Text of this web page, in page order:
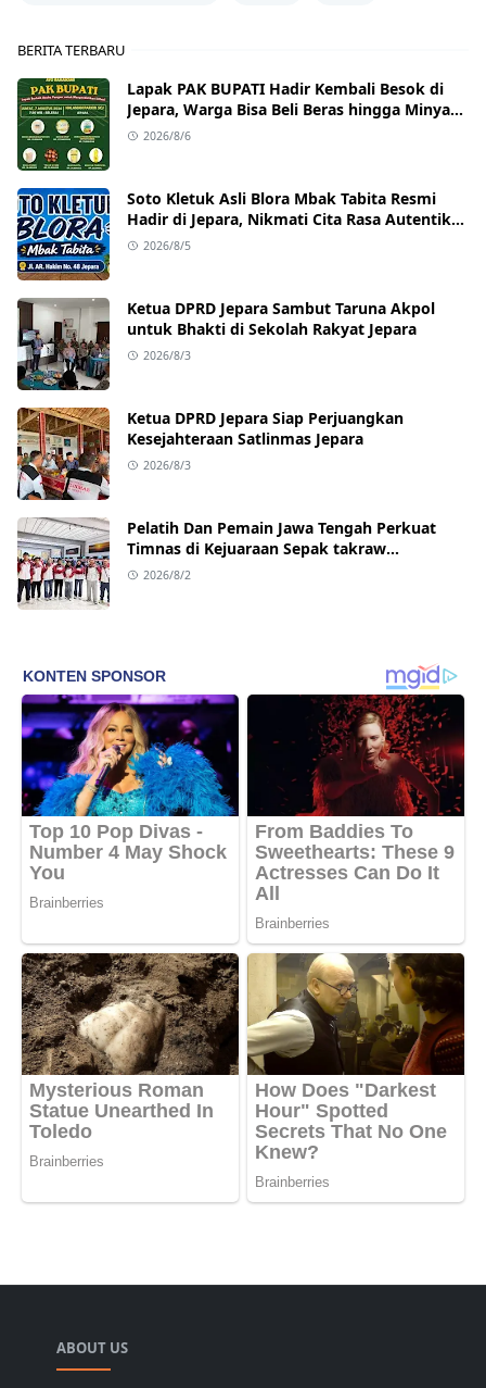
BERITA TERBARU
Lapak PAK BUPATI Hadir Kembali Besok di
Jepara, Warga Bisa Beli Beras hingga Minyak
Goreng dengan Harga Terjangkau
2026/8/6
Soto Kletuk Asli Blora Mbak Tabita Resmi
Hadir di Jepara, Nikmati Cita Rasa Autentik
Mulai Rp10 Ribu
2026/8/5
Ketua DPRD Jepara Sambut Taruna Akpol
untuk Bhakti di Sekolah Rakyat Jepara
2026/8/3
Ketua DPRD Jepara Siap Perjuangkan
Kesejahteraan Satlinmas Jepara
2026/8/3
Pelatih Dan Pemain Jawa Tengah Perkuat
Timnas di Kejuaraan Sepak takraw
Internasional
2026/8/2
ABOUT US